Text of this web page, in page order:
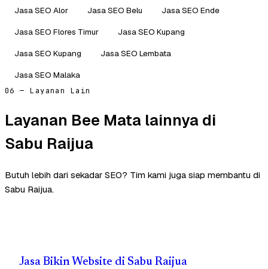
Jasa SEO Alor Jasa SEO Belu
Jasa SEO Ende
Jasa SEO Flores Timur
Jasa SEO Kupang
Jasa SEO Kupang
Jasa SEO Lembata
Jasa SEO Malaka
06 — Layanan Lain
Layanan Bee Mata lainnya di
Sabu Raijua
Butuh lebih dari sekadar SEO? Tim kami juga siap membantu di
Sabu Raijua.
Jasa Bikin Website di Sabu Raijua